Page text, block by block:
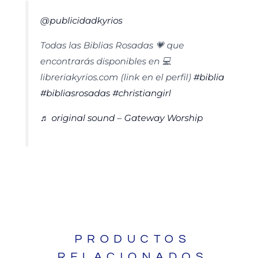
@publicidadkyrios
Todas las Biblias Rosadas 💗 que
encontrarás disponibles en 💻
libreriakyrios.com (link en el perfil) #biblia
#bibliasrosadas #christiangirl
♬ original sound – Gateway Worship
PRODUCTOS